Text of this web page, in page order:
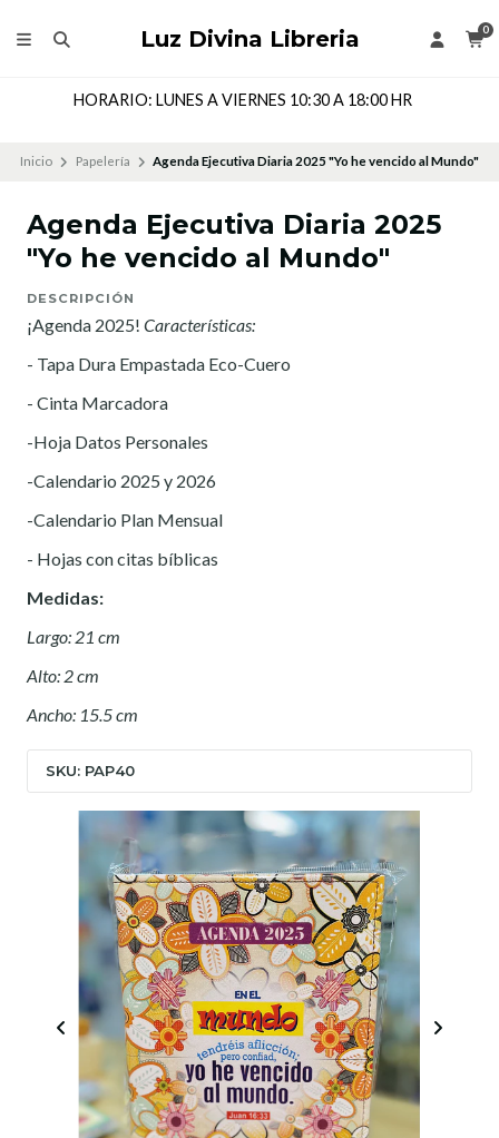
Luz Divina Libreria 0
HORARIO: LUNES A VIERNES 10:30 A 18:00 HR
Inicio Papelería Agenda Ejecutiva Diaria 2025 "Yo he vencido al Mundo"
Agenda Ejecutiva Diaria 2025
"Yo he vencido al Mundo"
DESCRIPCIÓN
¡Agenda 2025! Características:
- Tapa Dura Empastada Eco-Cuero
- Cinta Marcadora
-Hoja Datos Personales
-Calendario 2025 y 2026
-Calendario Plan Mensual
- Hojas con citas bíblicas
Medidas:
Largo: 21 cm
Alto: 2 cm
Ancho: 15.5 cm
SKU: PAP40